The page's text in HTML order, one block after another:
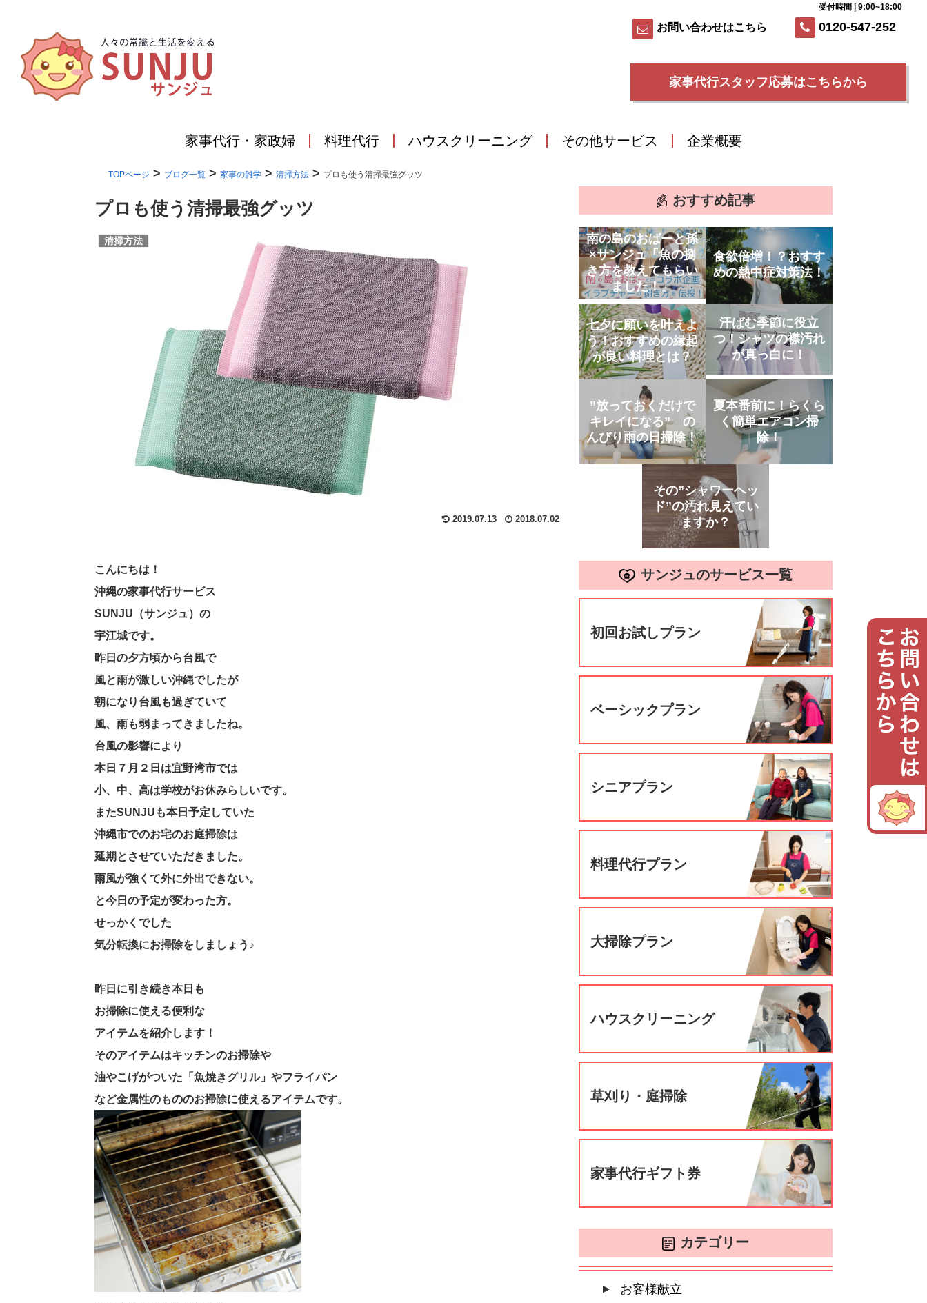
お問い合わせはこちら 0120-547-252
受付時間 | 9:00~18:00
家事代行スタッフ応募はこちらから
家事代行・家政婦 料理代行 ハウスクリーニング その他サービス 企業概要
TOPページ > ブログ一覧 > 家事の雑学 > 清掃方法 > プロも使う清掃最強グッツ
プロも使う清掃最強グッツ
清掃方法
2019.07.13 2018.07.02
こんにちは！
沖縄の家事代行サービス
SUNJU（サンジュ）の
宇江城です。
昨日の夕方頃から台風で
風と雨が激しい沖縄でしたが
朝になり台風も過ぎていて
風、雨も弱まってきましたね。
台風の影響により
本日７月２日は宜野湾市では
小、中、高は学校がお休みらしいです。
またSUNJUも本日予定していた
沖縄市でのお宅のお庭掃除は
延期とさせていただきました。
雨風が強くて外に外出できない。
と今日の予定が変わった方。
せっかくでした
気分転換にお掃除をしましょう♪
昨日に引き続き本日も
お掃除に使える便利な
アイテムを紹介します！
そのアイテムはキッチンのお掃除や
油やこげがついた「魚焼きグリル」やフライパン
など金属性のもののお掃除に使えるアイテムです。
おすすめ記事
南の島のおばーと孫
×サンジュ「魚の捌
き方を教えてもらい
ました！」
食欲倍増！？おすす
めの熱中症対策法！
七夕に願いを叶えよ
う！おすすめの縁起
が良い料理とは？
汗ばむ季節に役立
つ！シャツの襟汚れ
が真っ白に！
”放っておくだけで
キレイになる” の
んびり雨の日掃除！
夏本番前に！らくら
く簡単エアコン掃
除！
その”シャワーヘッ
ド”の汚れ見えてい
ますか？
サンジュのサービス一覧
初回お試しプラン
ベーシックプラン
シニアプラン
料理代行プラン
大掃除プラン
ハウスクリーニング
草刈り・庭掃除
家事代行ギフト券
カテゴリー
お客様献立